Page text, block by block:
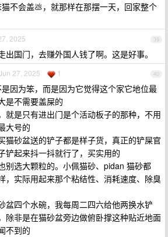
不会盖💩，就那样在那摆一天，回家整个
39
2025
出国门，去赚外国人钱了啊。这是好事。
40
27, 2025 1
因为笨，而是因为它觉得这个家它地位最
是不需要盖屎的
就是只有进出门是个活动板子的那种，不用
大号的
猫砂盆送的铲子都是样子货，真正的铲屎官
铲起来抖一抖就行了，买实用的
别选大颗粒的。小佩猫砂、pidan 猫砂都
，实际用起来那个粘结性、消耗速度、除臭
盆四个水碗，我每周二四六给他两换水铲
除非是在猫砂盆旁边做俯卧撑这种贴近地面
不到的